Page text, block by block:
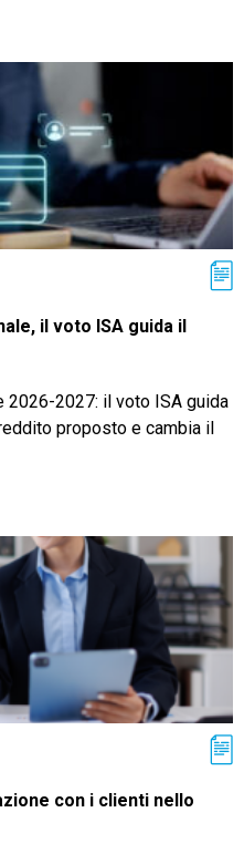
il voto ISA guida il
2026-2027: il voto ISA guida
proposto e cambia il
con i clienti nello